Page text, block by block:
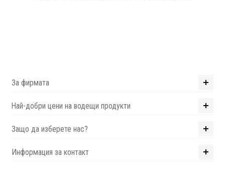
Смартфони
За фирмата
Най-добри цени на водещи продукти
Защо да изберете нас?
Информация за контакт